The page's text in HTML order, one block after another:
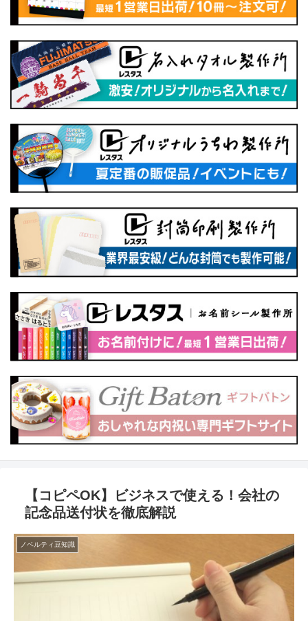
【コピペOK】ビジネスで使える！会社の
記念品送付状を徹底解説
ノベルティ豆知識